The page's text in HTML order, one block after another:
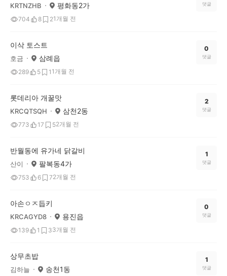
KRTNZHB 평화동2가
704 8 21개월 전
댓글
이삭 토스트
호금 삼례읍
289 5 1 1개월 전
0
댓글
롯데리아 개꿀맛
KRCQTSQH 삼천2동
773 17 52개월 전
2
댓글
반월동에 유가네 닭갈비
산이 팔복동4가
753 6 72개월 전
1
댓글
아손ㅇㅈ듭키
KRCAGYD8 용진읍
139 1 33개월 전
0
댓글
상무초밥
김하늘 송천1동
1
댓글